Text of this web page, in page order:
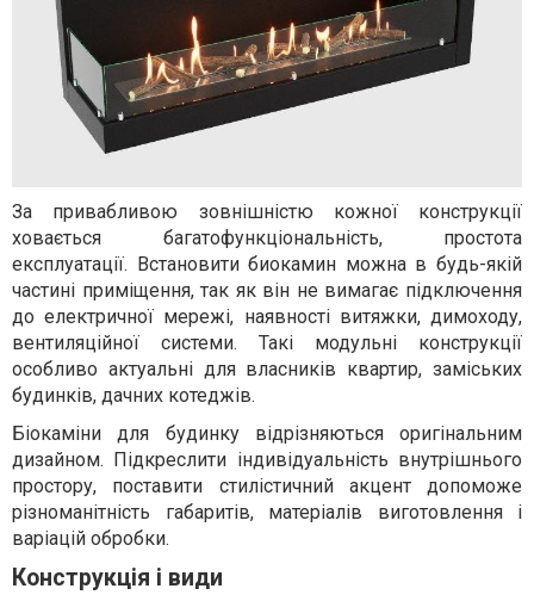
За привабливою зовнішністю кожної конструкції
ховається багатофункціональність, простота
експлуатації. Встановити биокамин можна в будь-якій
частині приміщення, так як він не вимагає підключення
до електричної мережі, наявності витяжки, димоходу,
вентиляційної системи. Такі модульні конструкції
особливо актуальні для власників квартир, заміських
будинків, дачних котеджів.
Біокаміни для будинку відрізняються оригінальним
дизайном. Підкреслити індивідуальність внутрішнього
простору, поставити стилістичний акцент допоможе
різноманітність габаритів, матеріалів виготовлення і
варіацій обробки.
Конструкція і види